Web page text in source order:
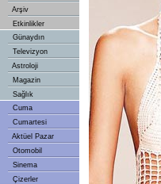
Arşiv
Etkinlikler
Günaydın
Televizyon
Astroloji
Magazin
Sağlık
Cuma
Cumartesi
Aktüel Pazar
Otomobil
Sinema
Çizerler